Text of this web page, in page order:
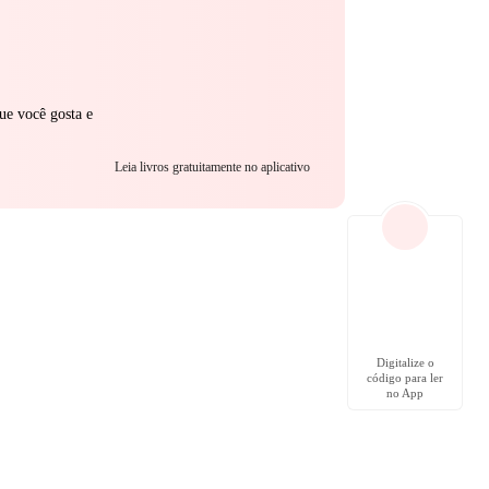
você gosta e
Leia livros gratuitamente no aplicativo
Digitalize o
código para ler
no App